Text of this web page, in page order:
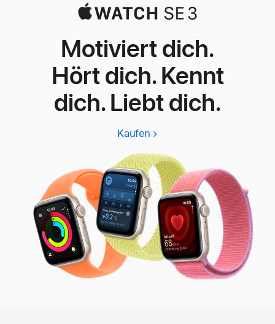
Motiviert dich.
Hört dich. Kennt
dich. Liebt dich.
Kaufen Apple
SE